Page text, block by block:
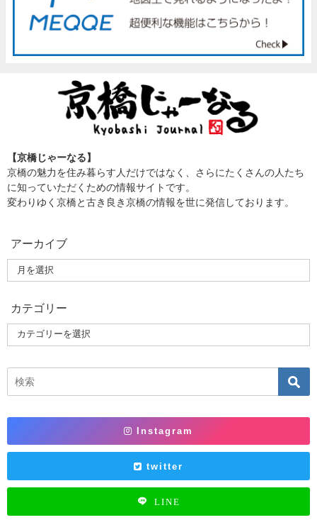
【京橋じゃーなる】
京橋の魅力を住み暮らす人だけではなく、さらにたくさんの人たち
に知っていただくための情報サイトです。
変わりゆく京橋と古き良き京橋の情報を世に発信しております。
アーカイブ
カテゴリー
Instagram
twitter
LINE